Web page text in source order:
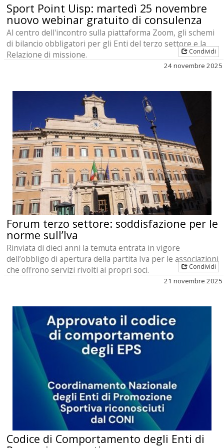
Sport Point Uisp: martedì 25 novembre
nuovo webinar gratuito di consulenza
Al centro dell'incontro sulla piattaforma Zoom, gli schemi
di bilancio obbligatori per gli Enti del terzo settore e la
Relazione di missione.
Condividi
24 novembre 2025
Forum terzo settore: soddisfazione per le
norme sull’Iva
Rinviata di dieci anni la temuta entrata in vigore
dell’obbligo di apertura della partita Iva per le associazioni
che offrono servizi rivolti ai propri soci.
Condividi
21 novembre 2025
Codice di Comportamento degli Enti di